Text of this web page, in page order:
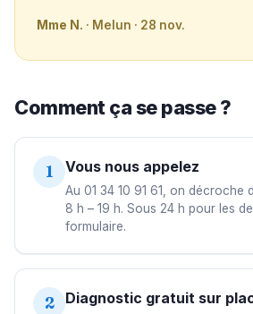
Mme N. · Melun · 28 nov.
Comment ça se passe ?
1 Vous nous appelez
Au 01 34 10 91 61, on décroche
8 h – 19 h. Sous 24 h pour les
formulaire.
2 Diagnostic gratuit sur